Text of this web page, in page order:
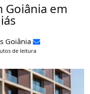
Goiânia em
Goiânia
de leitura